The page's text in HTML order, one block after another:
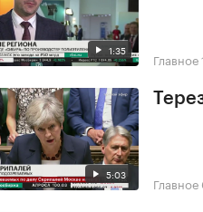
1:35 Главное
5:03 Главное